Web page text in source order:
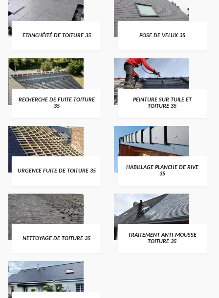
ETANCHÉITÉ DE TOITURE 35 POSE DE VELUX 35
RECHERCHE DE FUITE TOITURE
35
PEINTURE SUR TUILE ET
TOITURE 35
URGENCE FUITE DE TOITURE 35
HABILLAGE PLANCHE DE RIVE
35
NETTOYAGE DE TOITURE 35
TRAITEMENT ANTI-MOUSSE
TOITURE 35